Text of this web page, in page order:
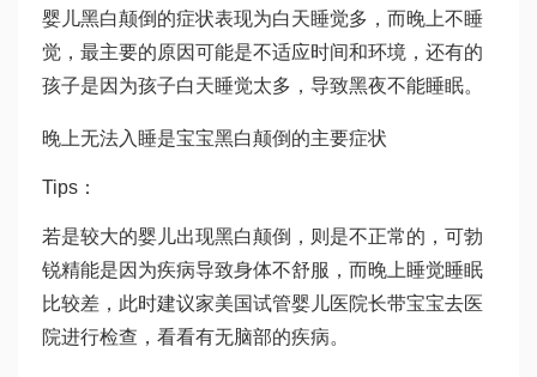
婴儿黑白颠倒的症状表现为白天睡觉多，而晚上不睡
觉，最主要的原因可能是不适应时间和环境，还有的
孩子是因为孩子白天睡觉太多，导致黑夜不能睡眠。
晚上无法入睡是宝宝黑白颠倒的主要症状
Tips：
若是较大的婴儿出现黑白颠倒，则是不正常的，可 勃
锐精能是因为疾病导致身体不舒服，而晚上睡觉睡眠
比较差，此时建议家美国试管婴儿医院长带宝宝去医
院进行检查，看看有无脑部的疾病。